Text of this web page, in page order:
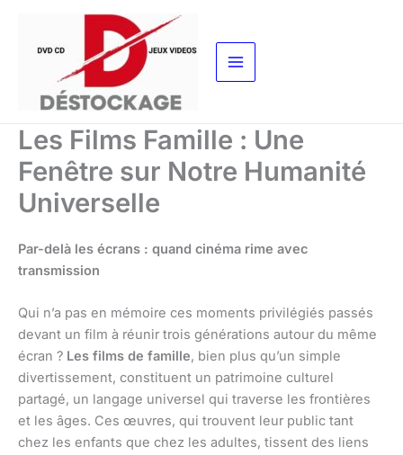
contenu
Les Films Famille : Une
Fenêtre sur Notre Humanité
Universelle
Par-delà les écrans : quand cinéma rime avec
transmission
Qui n’a pas en mémoire ces moments privilégiés passés
devant un film à réunir trois générations autour du même
écran ? Les films de famille, bien plus qu’un simple
divertissement, constituent un patrimoine culturel
partagé, un langage universel qui traverse les frontières
et les âges. Ces œuvres, qui trouvent leur public tant
chez les enfants que chez les adultes, tissent des liens